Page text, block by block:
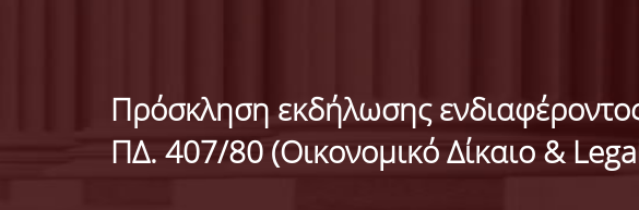
Πρόσκληση εκδήλωσης
ΠΔ. 407/80 (Οικονομικό Δίκαιο &